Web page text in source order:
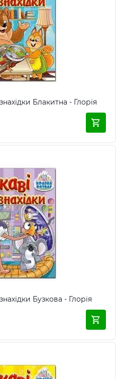
Блакитна - Глорія
Бузкова - Глорія